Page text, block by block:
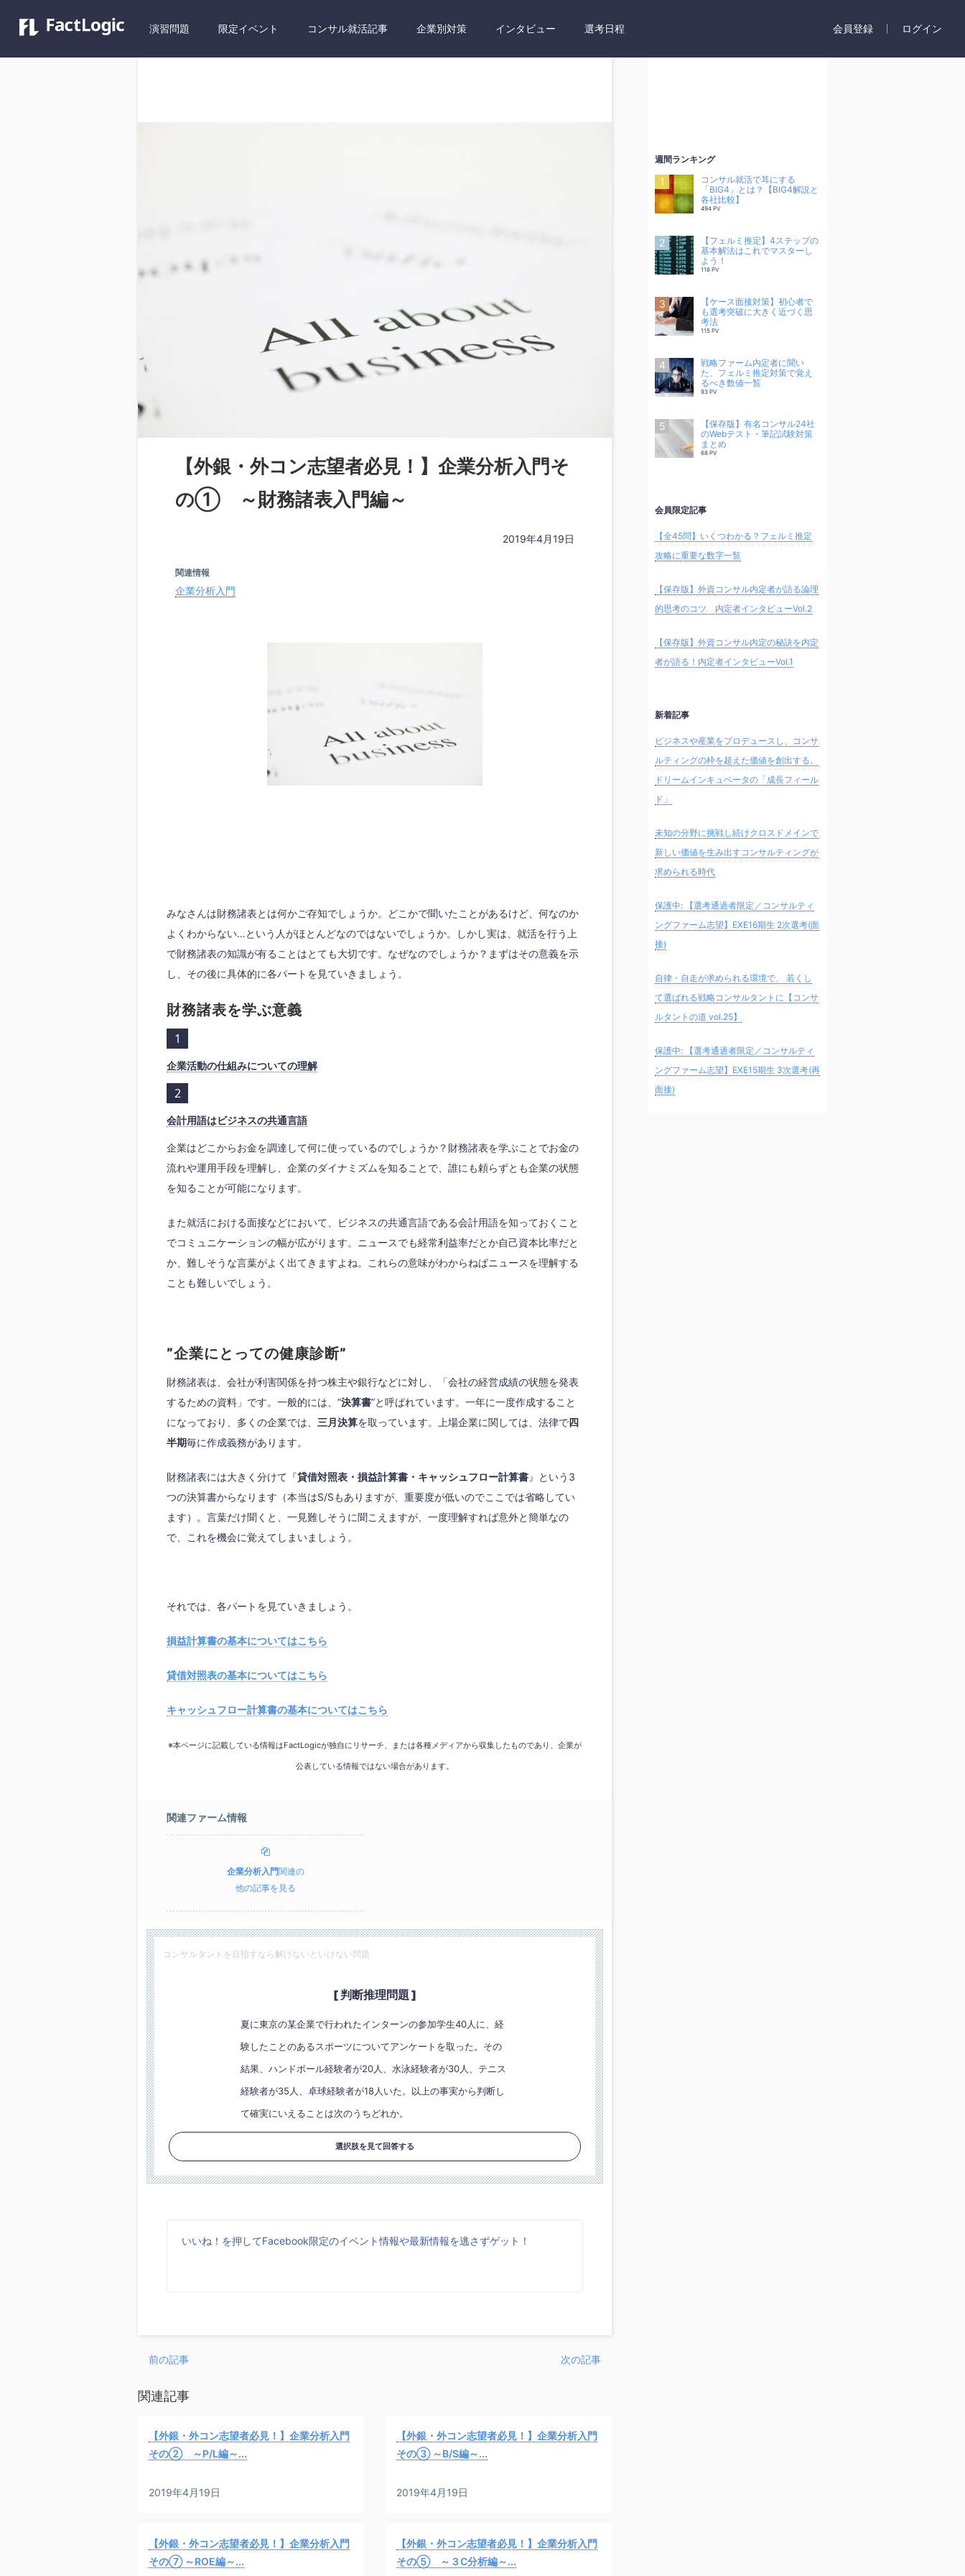
演習問題 限定イベント コンサル就活記事 企業別対策 インタビュー 選考日程 会員登録 ログイン
【外銀・外コン志望者必見！】企業分析入門そ
の① ～財務諸表入門編～
2019年4月19日
関連情報
企業分析入門
みなさんは財務諸表とは何かご存知でしょうか。どこかで聞いたことがあるけど、何なのか
よくわからない…という人がほとんどなのではないでしょうか。しかし実は、就活を行う上
で財務諸表の知識が有ることはとても大切です。なぜなのでしょうか？まずはその意義を示
し、その後に具体的に各パートを見ていきましょう。
財務諸表を学ぶ意義
企業活動の仕組みについての理解
会計用語はビジネスの共通言語
企業はどこからお金を調達して何に使っているのでしょうか？財務諸表を学ぶことでお金の
流れや運用手段を理解し、企業のダイナミズムを知ることで、誰にも頼らずとも企業の状態
を知ることが可能になります。
また就活における面接などにおいて、ビジネスの共通言語である会計用語を知っておくこと
でコミュニケーションの幅が広がります。ニュースでも経常利益率だとか自己資本比率だと
か、難しそうな言葉がよく出てきますよね。これらの意味がわからねばニュースを理解する
ことも難しいでしょう。
”企業にとっての健康診断”
財務諸表は、会社が利害関係を持つ株主や銀行などに対し、「会社の経営成績の状態を発表
するための資料」です。一般的には、”決算書”と呼ばれています。一年に一度作成すること
になっており、多くの企業では、 三月決算を取っています。上場企業に関しては、法律で四
半期毎に作成義務があります。
財務諸表には大きく分けて『貸借対照表・損益計算書・キャッシュフロー計算書』という3
つの決算書からなります（本当はS/Sもありますが、重要度が低いのでここでは省略してい
ます）。言葉だけ聞くと、一見難しそうに聞こえますが、一度理解すれば意外と簡単なの
で、これを機会に覚えてしまいましょう。
それでは、各パートを見ていきましょう。
損益計算書の基本についてはこちら
貸借対照表の基本についてはこちら
キャッシュフロー計算書の基本についてはこちら
※本ページに記載している情報はFactLogicが独自にリサーチ、または各種メディアから収集したものであり、企業が
公表している情報ではない場合があります。
関連ファーム情報
企業分析入門関連の
他の記事を見る
コンサルタントを目指すなら解けないといけない問題
[ 判断推理問題 ]
夏に東京の某企業で行われたインターンの参加学生40人に、経
験したことのあるスポーツについてアンケートを取った。その
結果、ハンドボール経験者が20人、水泳経験者が30人、テニス
経験者が35人、卓球経験者が18人いた。以上の事実から判断し
て確実にいえることは次のうちどれか。
選択肢を見て回答する
いいね！を押してFacebook限定のイベント情報や最新情報を逃さずゲット！
週間ランキング
コンサル就活で耳にする
「BIG4」とは？【BIG4解説と
各社比較】
494 PV
【フェルミ推定】4ステップの
基本解法はこれでマスターし
よう！
118 PV
【ケース面接対策】初心者で
も選考突破に大きく近づく思
考法
115 PV
戦略ファーム内定者に聞い
た、フェルミ推定対策で覚え
るべき数値一覧
93 PV
【保存版】有名コンサル24社
のWebテスト・筆記試験対策
まとめ
68 PV
会員限定記事
【全45問】いくつわかる？フェルミ推定
攻略に重要な数字一覧
【保存版】外資コンサル内定者が語る論理
的思考のコツ 内定者インタビューVol.2
【保存版】外資コンサル内定の秘訣を内定
者が語る！内定者インタビューVol.1
新着記事
ビジネスや産業をプロデュースし、コンサ
ルティングの枠を超えた価値を創出する。
ドリームインキュベータの「成長フィール
ド」
未知の分野に挑戦し続けクロスドメインで
新しい価値を生み出すコンサルティングが
求められる時代
保護中: 【選考通過者限定／コンサルティ
ングファーム志望】EXE16期生 2次選考(面
接)
自律・自走が求められる環境で、 若くし
て選ばれる戦略コンサルタントに【コンサ
ルタントの道 vol.25】
保護中: 【選考通過者限定／コンサルティ
ングファーム志望】EXE15期生 3次選考(再
面接)
前の記事 次の記事
関連記事
【外銀・外コン志望者必見！】企業分析入門
その② ～P/L編～...
2019年4月19日
【外銀・外コン志望者必見！】企業分析入門
その③ ～B/S編～...
2019年4月19日
【外銀・外コン志望者必見！】企業分析入門
その⑦ ～ROE編～...
【外銀・外コン志望者必見！】企業分析入門
その⑤ ～３C分析編～...